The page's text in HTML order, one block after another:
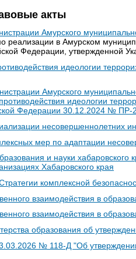
акты
Амурского
реализации в Амурском
Федерации, утвержденной
идеологии
Амурского
идеологии
Федерации 30.12.2024 № ПР-
несовершеннолетних
мер по адаптации
и науки
Хабаровского края
комплексной
взаимодействия в
взаимодействия в
образования об
№ 118-Д "Об